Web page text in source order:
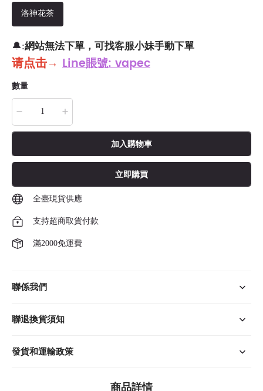
洛神花茶
🔔:網站無法下單，可找客服小妹手動下單
请点击→ Line賬號: vapec
數量
加入購物車
立即購買
全臺現貨供應
支持超商取貨付款
滿2000免運費
聯係我們
聯退換貨須知
發貨和運輸政策